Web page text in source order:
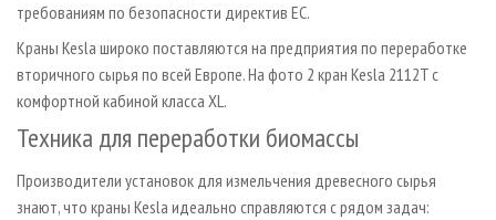
требованиям по безопасности директив ЕС.
Краны Kesla широко поставляются на предприятия по переработке
вторичного сырья по всей Европе. На фото 2 кран Kesla 2112T с
комфортной кабиной класса XL.
Техника для переработки биомассы
Производители установок для измельчения древесного сырья
знают, что краны Kesla идеально справляются с рядом задач: